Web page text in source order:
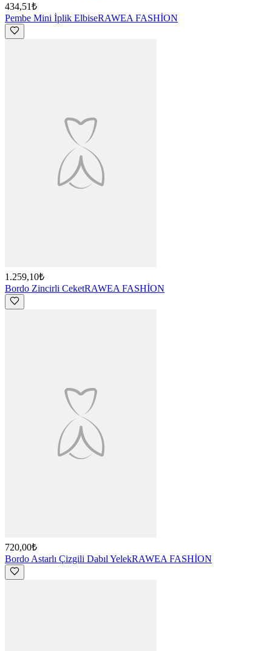
434,51₺
Pembe Mini İplik ElbiseRAWEA FASHİON
1.259,10₺
Bordo Zincirli CeketRAWEA FASHİON
720,00₺
Bordo Astarlı Çizgili Dabıl YelekRAWEA FASHİON